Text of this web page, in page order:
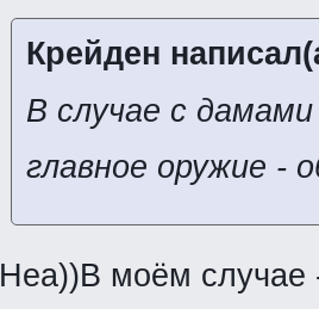
Крейден
В случае с
главное оружие -
Неа))В моём случае